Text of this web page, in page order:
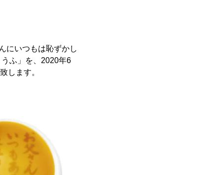
にいつもは恥ずかし
ふ」を、2020年6
します。